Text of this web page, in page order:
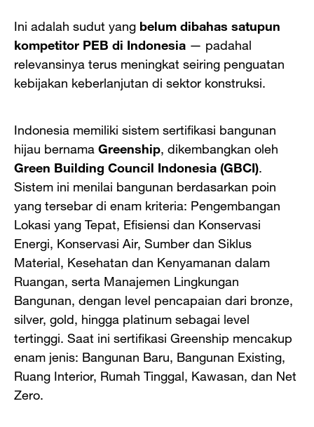
Ini adalah sudut yangbelum dibahas satupun
kompetitor PEB di Indonesia — padahal
relevansinya terus meningkat seiring penguatan
kebijakan keberlanjutan di sektor konstruksi.
Indonesia memiliki sistem sertifikasi bangunan
hijau bernamaGreenship, dikembangkan oleh
Green Building Council Indonesia (GBCI).
Sistem ini menilai bangunan berdasarkan poin
yang tersebar di enam kriteria: Pengembangan
Lokasi yang Tepat, Efisiensi dan Konservasi
Energi, Konservasi Air, Sumber dan Siklus
Material, Kesehatan dan Kenyamanan dalam
Ruangan, serta Manajemen Lingkungan
Bangunan, dengan level pencapaian dari bronze,
silver, gold, hingga platinum sebagai level
tertinggi. Saat ini sertifikasi Greenship mencakup
enam jenis: Bangunan Baru, Bangunan Existing,
Ruang Interior, Rumah Tinggal, Kawasan, dan Net
Zero.